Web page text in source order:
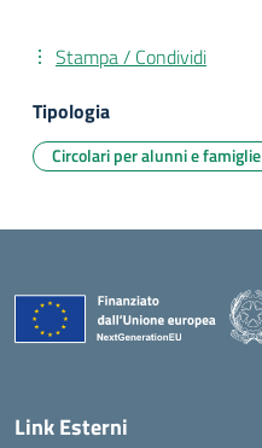
Stampa / Condividi
Tipologia
Circolari per alunni e famiglie
Link Esterni